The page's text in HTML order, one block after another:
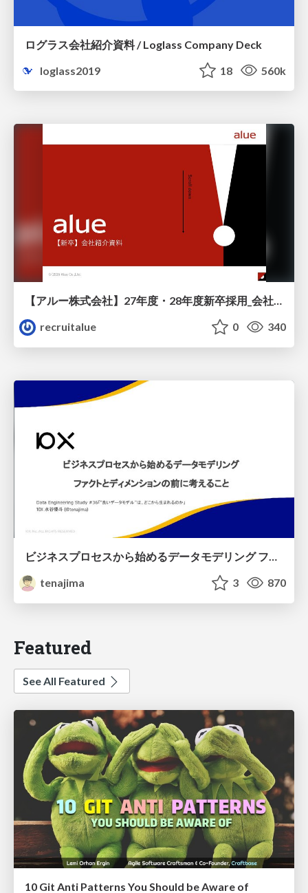
ログラス会社紹介資料 / Loglass Company Deck
loglass2019
18 560k
【アルー株式会社】27年度・28年度新卒採用_会社説明資料
recruitalue
0 340
ビジネスプロセスから始めるデータモデリング ファクトとディメンションの前に考えること
tenajima
3 870
Featured
See All Featured
10 Git Anti Patterns You Should be Aware of